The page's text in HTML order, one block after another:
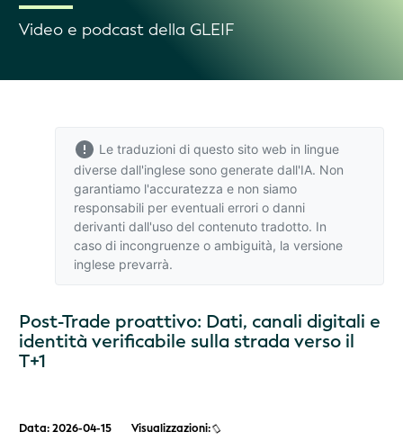
Video e podcast della GLEIF
Le traduzioni di questo sito web in lingue
diverse dall'inglese sono generate dall'IA. Non
garantiamo l'accuratezza e non siamo
responsabili per eventuali errori o danni
derivanti dall'uso del contenuto tradotto. In
caso di incongruenze o ambiguità, la versione
inglese prevarrà.
Post-Trade proattivo: Dati, canali digitali e
identità verificabile sulla strada verso il
T+1
Data: 2026-04-15 Visualizzazioni: